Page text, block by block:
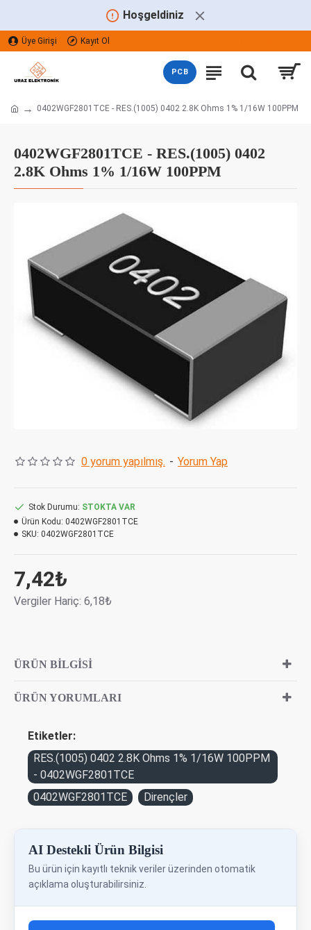
Hoşgeldiniz
Üye Girişi Kayıt Ol
PCB
0402WGF2801TCE - RES.(1005) 0402 2.8K Ohms 1% 1/16W 100PPM
0402WGF2801TCE - RES.(1005) 0402
2.8K Ohms 1% 1/16W 100PPM
0 yorum yapılmış. - Yorum Yap
7,42₺
Vergiler Hariç: 6,18₺
Stok Durumu: STOKTA VAR
Ürün Kodu: 0402WGF2801TCE
SKU: 0402WGF2801TCE
ÜRÜN BILGISI
ÜRÜN YORUMLARI
Etiketler:
RES.(1005) 0402 2.8K Ohms 1% 1/16W 100PPM
- 0402WGF2801TCE
0402WGF2801TCE
Dirençler
AI Destekli Ürün Bilgisi
Bu ürün için kayıtlı teknik veriler üzerinden otomatik
açıklama oluşturabilirsiniz.